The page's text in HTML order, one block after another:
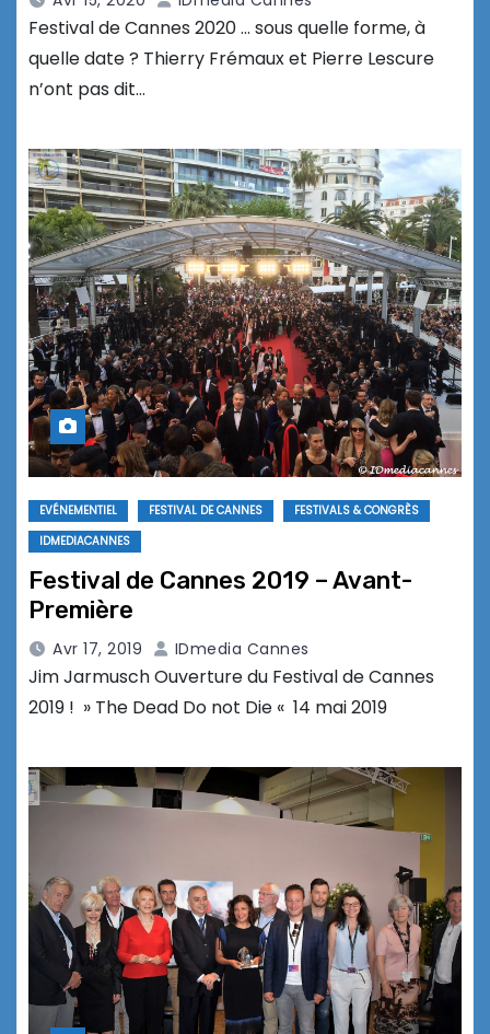
Festival de Cannes 2020 … sous quelle forme, à
quelle date ? Thierry Frémaux et Pierre Lescure
n’ont pas dit…
EVÉNEMENTIEL FESTIVAL DE CANNES
FESTIVALS & CONGRÈS
IDMEDIACANNES
Festival de Cannes 2019 – Avant-
Première
Avr 17, 2019 IDmedia Cannes
Jim Jarmusch Ouverture du Festival de Cannes
2019 ! » The Dead Do not Die « 14 mai 2019